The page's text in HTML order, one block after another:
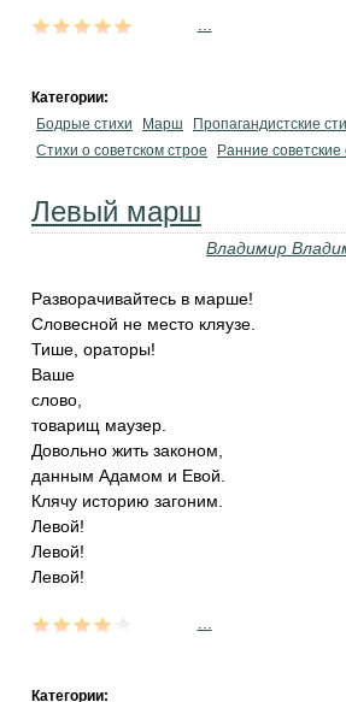
Категории:
Бодрые стихи
Марш
Пропагандистские
Стихи о советском строе
Ранние советские
Левый марш
Владимир
Разворачивайтесь в марше!
Словесной не место кляузе.
Тише, ораторы!
Ваше
слово,
товарищ маузер.
Довольно жить законом,
данным Адамом и Евой.
Клячу историю загоним.
Левой!
Левой!
Левой!
Категории: